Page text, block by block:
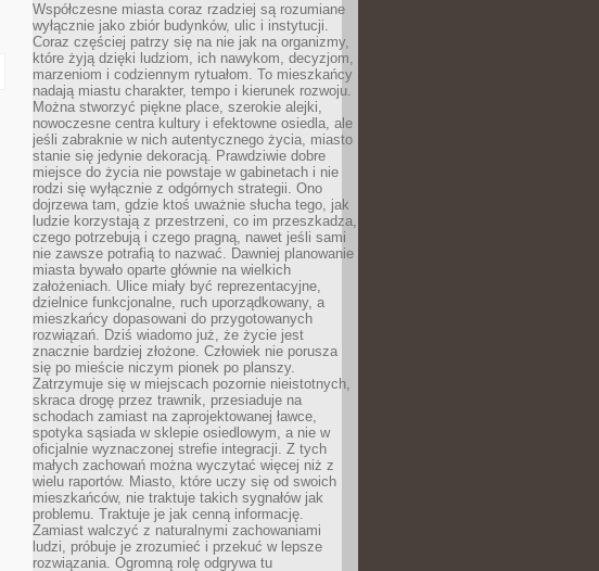
Współczesne miasta coraz rzadziej są rozumiane
wyłącznie jako zbiór budynków, ulic i instytucji.
Coraz częściej patrzy się na nie jak na organizmy,
które żyją dzięki ludziom, ich nawykom, decyzjom,
marzeniom i codziennym rytuałom. To mieszkańcy
nadają miastu charakter, tempo i kierunek rozwoju.
Można stworzyć piękne place, szerokie alejki,
nowoczesne centra kultury i efektowne osiedla, ale
jeśli zabraknie w nich autentycznego życia, miasto
stanie się jedynie dekoracją. Prawdziwie dobre
miejsce do życia nie powstaje w gabinetach i nie
rodzi się wyłącznie z odgórnych strategii. Ono
dojrzewa tam, gdzie ktoś uważnie słucha tego, jak
ludzie korzystają z przestrzeni, co im przeszkadza,
czego potrzebują i czego pragną, nawet jeśli sami
nie zawsze potrafią to nazwać. Dawniej planowanie
miasta bywało oparte głównie na wielkich
założeniach. Ulice miały być reprezentacyjne,
dzielnice funkcjonalne, ruch uporządkowany, a
mieszkańcy dopasowani do przygotowanych
rozwiązań. Dziś wiadomo już, że życie jest
znacznie bardziej złożone. Człowiek nie porusza
się po mieście niczym pionek po planszy.
Zatrzymuje się w miejscach pozornie nieistotnych,
skraca drogę przez trawnik, przesiaduje na
schodach zamiast na zaprojektowanej ławce,
spotyka sąsiada w sklepie osiedlowym, a nie w
oficjalnie wyznaczonej strefie integracji. Z tych
małych zachowań można wyczytać więcej niż z
wielu raportów. Miasto, które uczy się od swoich
mieszkańców, nie traktuje takich sygnałów jak
problemu. Traktuje je jak cenną informację.
Zamiast walczyć z naturalnymi zachowaniami
ludzi, próbuje je zrozumieć i przekuć w lepsze
rozwiązania. Ogromną rolę odgrywa tu